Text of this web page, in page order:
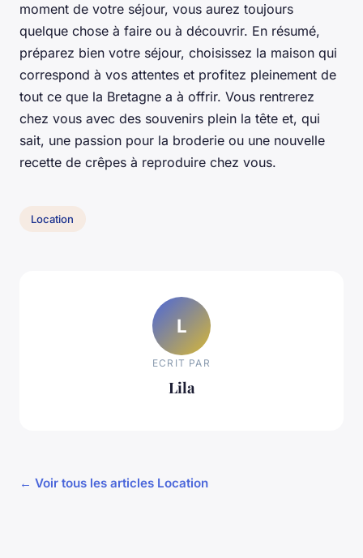
moment de votre séjour, vous aurez toujours
quelque chose à faire ou à découvrir. En résumé,
préparez bien votre séjour, choisissez la maison qui
correspond à vos attentes et profitez pleinement de
tout ce que la Bretagne a à offrir. Vous rentrerez
chez vous avec des souvenirs plein la tête et, qui
sait, une passion pour la broderie ou une nouvelle
recette de crêpes à reproduire chez vous.
Location
L
ECRIT PAR
Lila
← Voir tous les articles Location